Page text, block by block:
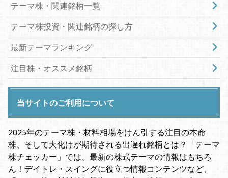
テーマ株・関連銘柄一覧
テーマ株投資・関連銘柄の探し方
最新テーマランキング
注目株・オススメ銘柄
当サイトのご利用について
2025年のテーマ株・材料相場をけん引する注目の本命
株、そして大化けが期待される出遅れ銘柄とは？「テーマ
株チェッカー」では、最新の株式テーマの情報はもちろ
ん！デイトレ・スイングに役立つ情報コンテンツなど、